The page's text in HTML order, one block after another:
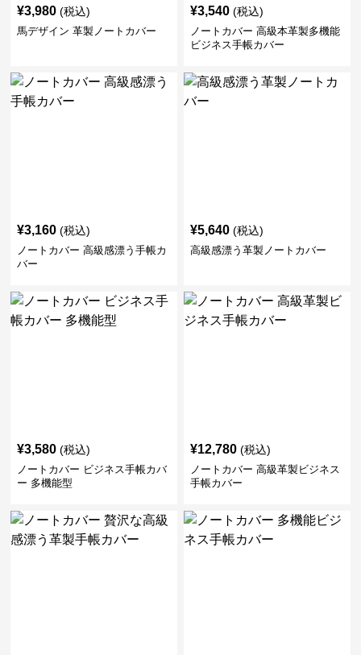
¥3,980 (税込)
馬デザイン 革製ノートカバー
¥3,540 (税込)
ノートカバー 高級本革製多機能
ビジネス手帳カバー
¥3,160 (税込)
ノートカバー 高級感漂う手帳カ
バー
¥5,640 (税込)
高級感漂う革製ノートカバー
¥3,580 (税込)
ノートカバー ビジネス手帳カバ
ー 多機能型
¥12,780 (税込)
ノートカバー 高級革製ビジネス
手帳カバー